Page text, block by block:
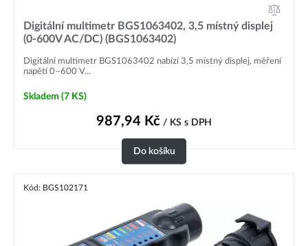
Digitální multimetr BGS1063402, 3,5 místný displej
(0-600V AC/DC) (BGS1063402)
Digitální multimetr BGS1063402 nabízí 3,5 místný displej, měření
napětí 0–600 V...
Skladem (7 KS)
987,94 Kč / KS s DPH
Do košíku
Kód: BGS102171